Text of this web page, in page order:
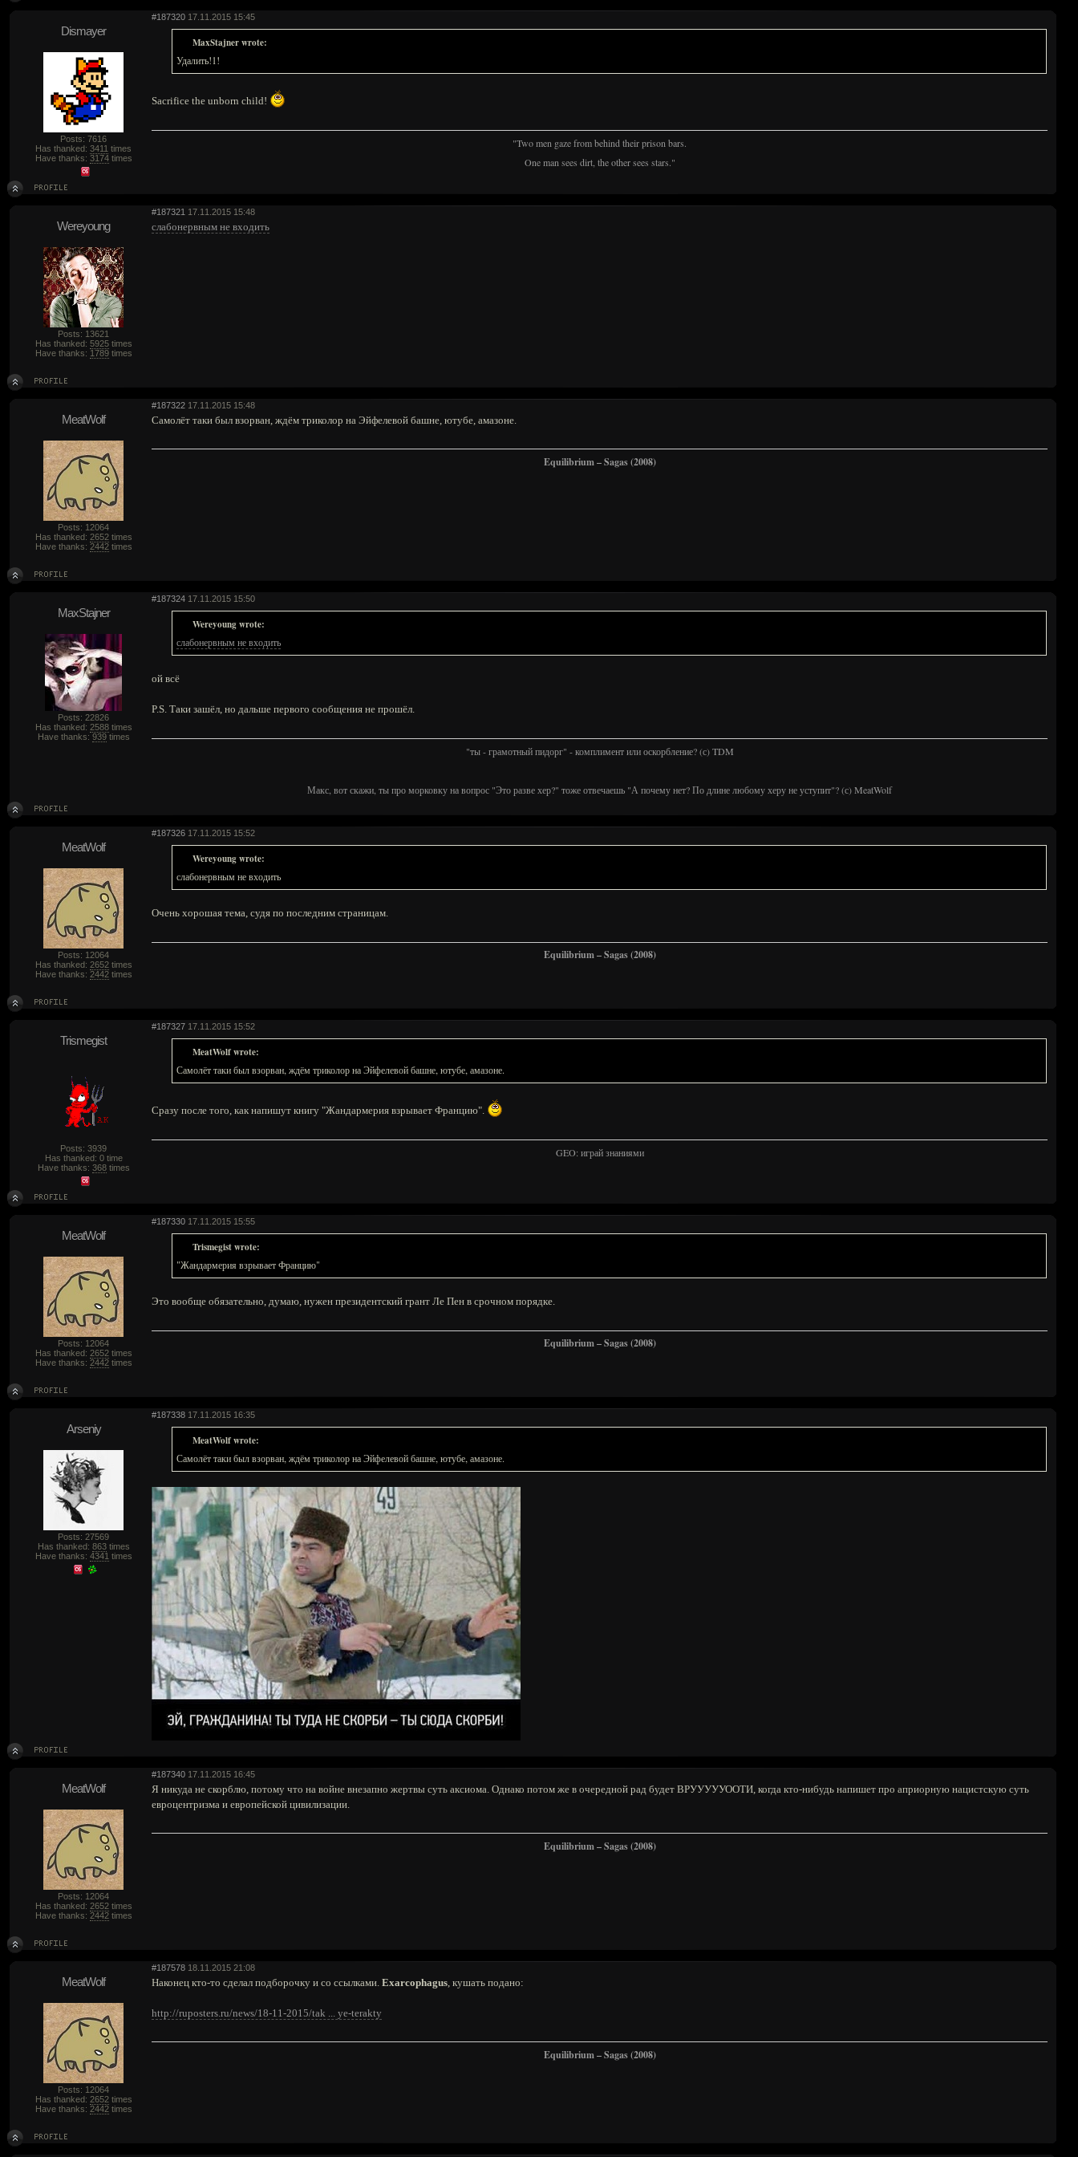
#187320 17.11.2015 15:45
Dismayer
Posts: 7616
Has thanked: 3411 times
Have thanks: 3174times
MaxStajner wrote:
Удалить!1!
Sacrifice the unborn child!
"Two men gaze from behind their prison bars.
One man sees dirt, the other sees stars."
#187321 17.11.2015 15:48
Wereyoung
Posts: 13621
Has thanked: 5925times
Have thanks: 1789times
слабонервным не входить
#187322 17.11.2015 15:48
MeatWolf
Posts: 12064
Has thanked: 2652times
Have thanks: 2442times
Самолёт таки был взорван, ждём триколор на Эйфелевой башне, ютубе, амазоне.
Equilibrium – Sagas (2008)
#187324 17.11.2015 15:50
MaxStajner
Posts: 22826
Has thanked: 2588times
Have thanks: 939times
Wereyoung wrote:
слабонервным не входить
ой всё
P.S. Таки зашёл, но дальше первого сообщения не прошёл.
"ты - грамотный пидорг" - комплимент или оскорбление? (с) TDM
Макс, вот скажи, ты про морковку на вопрос "Это разве хер?" тоже отвечаешь "А почему нет? По длине любому херу не уступит"? (с) MeatWolf
#187326 17.11.2015 15:52
MeatWolf
Posts: 12064
Has thanked: 2652times
Have thanks: 2442times
Wereyoung wrote:
слабонервным не входить
Очень хорошая тема, судя по последним страницам.
Equilibrium – Sagas (2008)
#187327 17.11.2015 15:52
Trismegist
Posts: 3939
Has thanked: 0 time
Have thanks: 368times
MeatWolf wrote:
Самолёт таки был взорван, ждём триколор на Эйфелевой башне, ютубе, амазоне.
Сразу после того, как напишут книгу "Жандармерия взрывает Францию".
GEO: играй знаниями
#187330 17.11.2015 15:55
MeatWolf
Posts: 12064
Has thanked: 2652times
Have thanks: 2442times
Trismegist wrote:
"Жандармерия взрывает Францию"
Это вообще обязательно, думаю, нужен президентский грант Ле Пен в срочном порядке.
Equilibrium – Sagas (2008)
#187338 17.11.2015 16:35
Arseniy
Posts: 27569
Has thanked: 863times
Have thanks: 4341 times
MeatWolf wrote:
Самолёт таки был взорван, ждём триколор на Эйфелевой башне, ютубе, амазоне.
#187340 17.11.2015 16:45
MeatWolf
Posts: 12064
Has thanked: 2652times
Have thanks: 2442times
Я никуда не скорблю, потому что на войне внезапно жертвы суть аксиома. Однако потом же в очередной рад будет ВРУУУУУООТИ, когда кто-нибудь напишет про априорную нацистскую суть
евроцентризма и европейской цивилизации.
Equilibrium – Sagas (2008)
#187578 18.11.2015 21:08
MeatWolf
Posts: 12064
Has thanked: 2652times
Have thanks: 2442times
Наконец кто-то сделал подборочку и со ссылками. Exarcophagus, кушать подано:
http://ruposters.ru/news/18-11-2015/tak ... ye-terakty
Equilibrium – Sagas (2008)